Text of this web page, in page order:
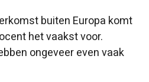
buiten Europa komt
het vaakst voor.
ongeveer even vaak